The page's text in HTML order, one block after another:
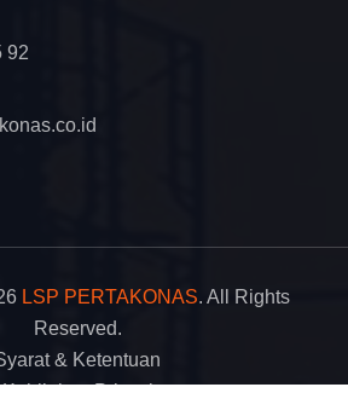
92
LSP PERTAKONAS. All Rights
Reserved.
& Ketentuan